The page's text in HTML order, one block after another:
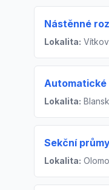
Nástěnné
Lokalita:
Lokalita:
Sekční
Lokalita: